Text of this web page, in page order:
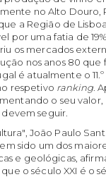
no Alto Douro,
a Região de
por uma fatia de
os mercados
nos anos 80 que
é atualmente o
respetivo ranking.
o seu
seguir.
João Paulo
sido um dos
e geológicas,
o século XXI é o